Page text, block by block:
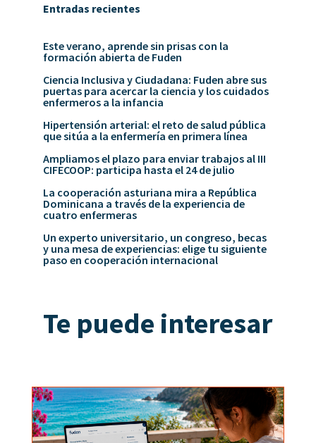
Entradas recientes
Este verano, aprende sin prisas con la
formación abierta de Fuden
Ciencia Inclusiva y Ciudadana: Fuden abre sus
puertas para acercar la ciencia y los cuidados
enfermeros a la infancia
Hipertensión arterial: el reto de salud pública
que sitúa a la enfermería en primera línea
Ampliamos el plazo para enviar trabajos al III
CIFECOOP: participa hasta el 24 de julio
La cooperación asturiana mira a República
Dominicana a través de la experiencia de
cuatro enfermeras
Un experto universitario, un congreso, becas
y una mesa de experiencias: elige tu siguiente
paso en cooperación internacional
Te puede interesar